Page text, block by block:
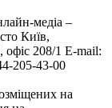
медіа –
Київ,
208/1 E-mail:
205-43-00
на